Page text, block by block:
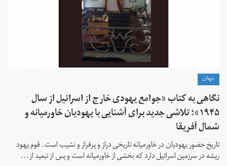
جهان
نگاهی به کتاب «جوامع یهودی خارج از اسرائیل از سال
۱۹۴۵»؛ تلاشی جدید برای آشنایی با یهودیان خاورمیانه و
شمال آفریقا
تاریخ حضور یهودیان در خاورمیانه تاریخی دراز و پرفراز و نشیب است. قوم یهود
ریشه در سرزمین اسرائیل دارد که بخشی از خاورمیانه است و پس از تبعید از...